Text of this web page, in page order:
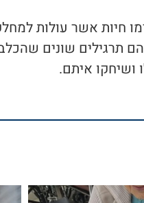
חיות אשר עולות
להם תרגילים שונים
ושיחקו איתם.